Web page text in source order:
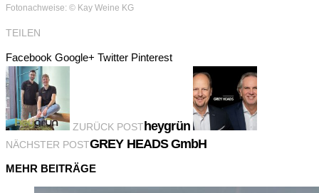
Fotonachweise: © Kay Weine KG
TEILEN
Facebook Google+ Twitter Pinterest
ZURÜCK POST heygrün
NÄCHSTER POSTGREY HEADS GmbH
MEHR BEITRÄGE